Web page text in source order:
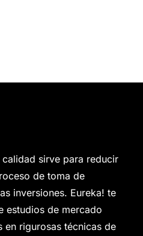
sirve para reducir
de toma de
inversiones. Eureka! te
estudios de mercado
en rigurosas técnicas de